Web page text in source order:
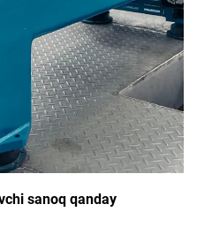
sanoq qanday